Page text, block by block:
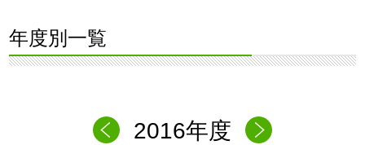
年度別一覧
2016年度